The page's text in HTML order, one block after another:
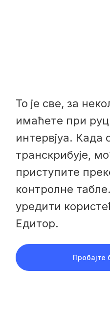
То је све, за
имаћете при
интервјуа. Када
транскрибује,
приступите
контролне
уредити
Едитор.
Пробајте